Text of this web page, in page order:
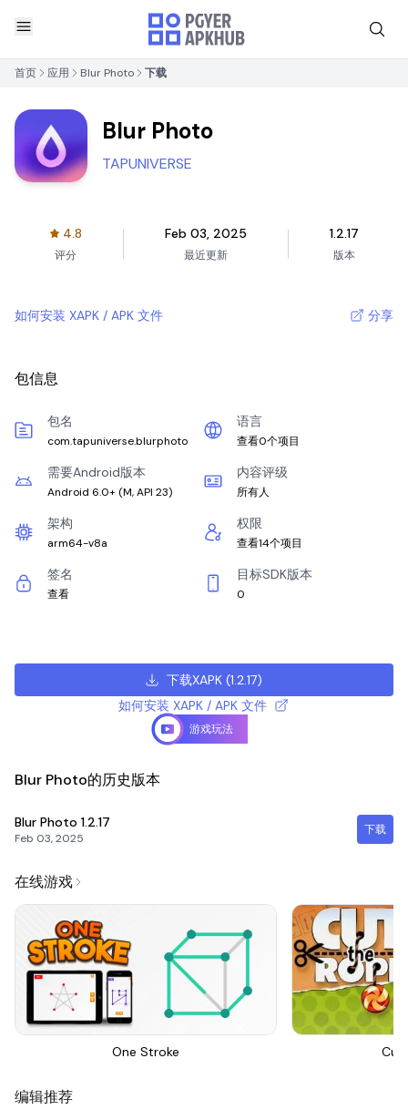
首页 应用 Blur Photo 下载
Blur Photo
TAPUNIVERSE
4.8
评分
Feb 03, 2025
最近更新
1.2.17
版本
如何安装 XAPK / APK 文件 分享
包信息
包名
com.tapuniverse.blurphoto
语言
查看0个项目
需要Android版本
Android 6.0+ (M, API 23)
内容评级
所有人
架构
arm64-v8a
权限
查看14个项目
签名
查看
目标SDK版本
0
下载XAPK (1.2.17)
如何安装 XAPK / APK 文件
游戏玩法
Blur Photo的历史版本
Blur Photo 1.2.17
Feb 03, 2025
下载
在线游戏
One Stroke Cut
编辑推荐